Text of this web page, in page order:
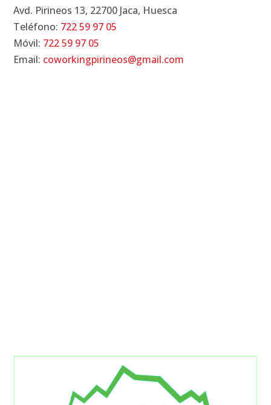
Avd. Pirineos 13, 22700 Jaca, Huesca
Teléfono: 722 59 97 05
Móvil: 722 59 97 05
Email: coworkingpirineos@gmail.com